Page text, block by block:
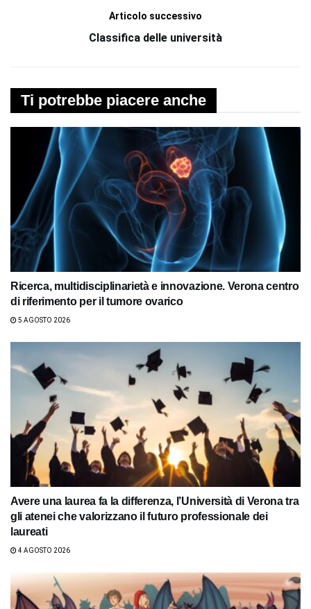
Articolo successivo
Classifica delle università
Ti potrebbe piacere anche
Ricerca, multidisciplinarietà e innovazione. Verona centro
di riferimento per il tumore ovarico
5 AGOSTO 2026
Avere una laurea fa la differenza, l’Università di Verona tra
gli atenei che valorizzano il futuro professionale dei
laureati
4 AGOSTO 2026